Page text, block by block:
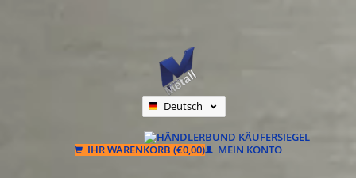
Deutsch
Français
IHR WARENKORB (€0,00) MEIN KONTO